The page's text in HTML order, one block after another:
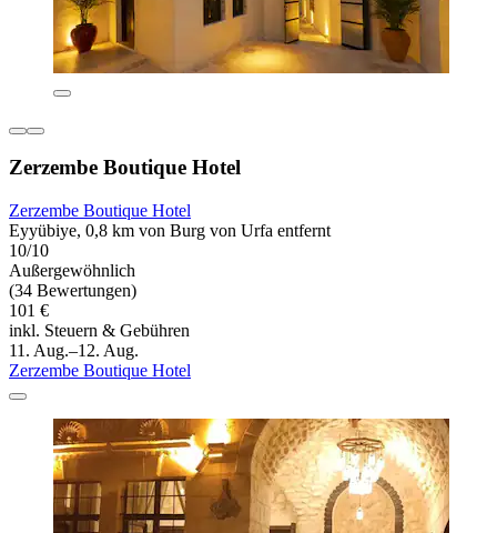
Zerzembe Boutique Hotel
Zerzembe Boutique Hotel
Eyyübiye, 0,8 km von Burg von Urfa entfernt
10/10
Außergewöhnlich
(34 Bewertungen)
101 €
inkl. Steuern & Gebühren
11. Aug.–12. Aug.
Zerzembe Boutique Hotel